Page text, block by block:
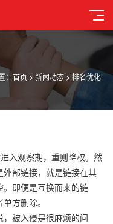
： 首页 > 新闻动态 > 排名优化
入观察期，重则降权。然
部链接，就是链接在其
即便是互换而来的链
方删除。
被入侵是很麻烦的问